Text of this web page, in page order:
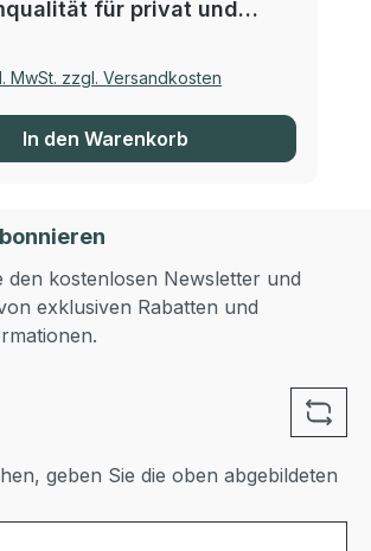
für privat und
MwSt. zzgl. Versandkosten
In den Warenkorb
den kostenlosen Newsletter und
exklusiven Rabatten und
geben Sie die oben abgebildeten